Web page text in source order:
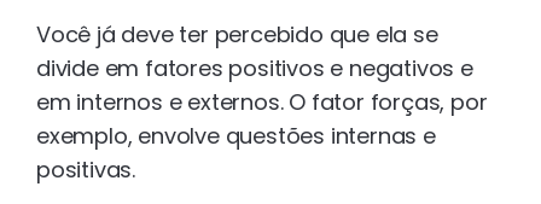
Você já deve ter percebido que ela se
divide em fatores positivos e negativos e
em internos e externos. O fator forças, por
exemplo, envolve questões internas e
positivas.